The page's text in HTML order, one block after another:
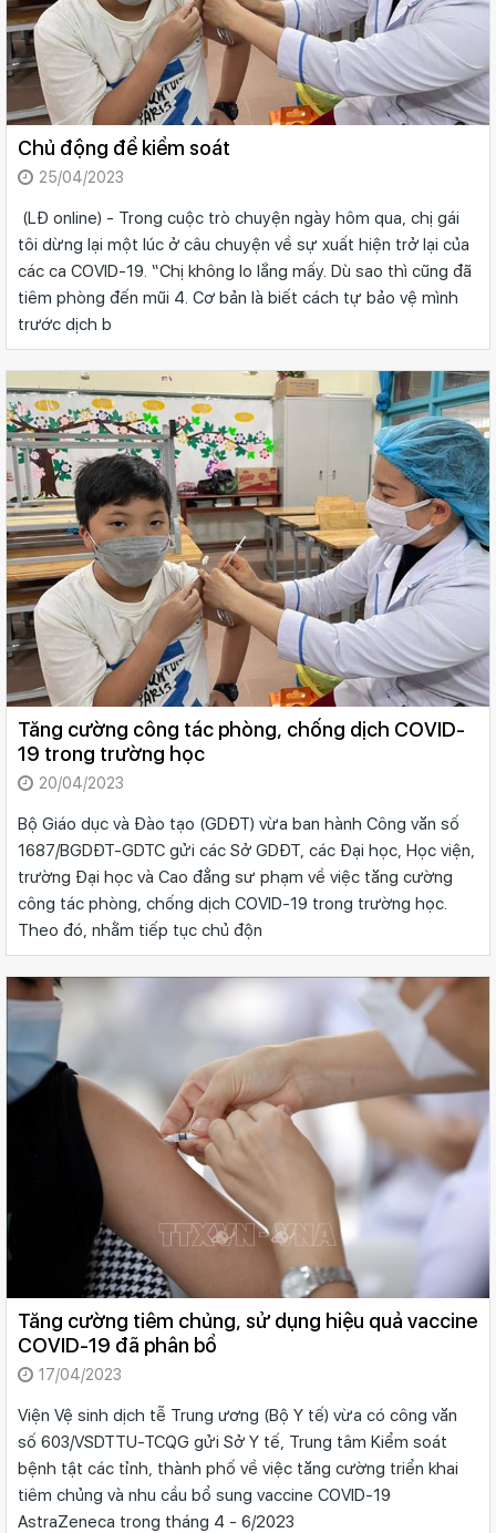
Chủ động để kiểm soát
25/04/2023
(LĐ online) - Trong cuộc trò chuyện ngày hôm qua, chị gái
tôi dừng lại một lúc ở câu chuyện về sự xuất hiện trở lại của
các ca COVID-19. “Chị không lo lắng mấy. Dù sao thì cũng đã
tiêm phòng đến mũi 4. Cơ bản là biết cách tự bảo vệ mình
trước dịch b
Tăng cường công tác phòng, chống dịch COVID-
19 trong trường học
20/04/2023
Bộ Giáo dục và Đào tạo (GDĐT) vừa ban hành Công văn số
1687/BGDĐT-GDTC gửi các Sở GDĐT, các Đại học, Học viện,
trường Đại học và Cao đẳng sư phạm về việc tăng cường
công tác phòng, chống dịch COVID-19 trong trường học.
Theo đó, nhằm tiếp tục chủ độn
Tăng cường tiêm chủng, sử dụng hiệu quả vaccine
COVID-19 đã phân bổ
17/04/2023
Viện Vệ sinh dịch tễ Trung ương (Bộ Y tế) vừa có công văn
số 603/VSDTTU-TCQG gửi Sở Y tế, Trung tâm Kiểm soát
bệnh tật các tỉnh, thành phố về việc tăng cường triển khai
tiêm chủng và nhu cầu bổ sung vaccine COVID-19
AstraZeneca trong tháng 4 - 6/2023